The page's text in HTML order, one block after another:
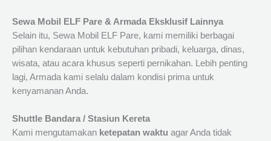
Sewa Mobil ELF Pare & Armada Eksklusif Lainnya
Selain itu, Sewa Mobil ELF Pare, kami memiliki berbagai
pilihan kendaraan untuk kebutuhan pribadi, keluarga, dinas,
wisata, atau acara khusus seperti pernikahan. Lebih penting
lagi, Armada kami selalu dalam kondisi prima untuk
kenyamanan Anda.
Shuttle Bandara / Stasiun Kereta
Kami mengutamakan ketepatan waktu agar Anda tidak